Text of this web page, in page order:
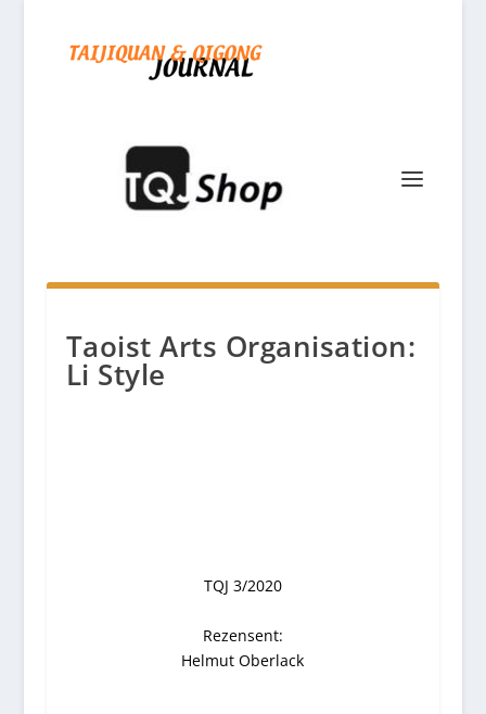
Taoist Arts Organisation:
Li Style
TQJ 3/2020
Rezensent:
Helmut Oberlack